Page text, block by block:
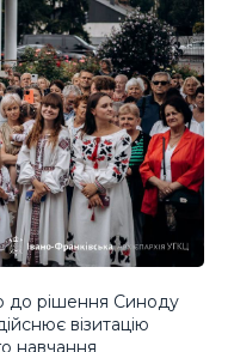
до рішення Синоду
візитацію
навчання